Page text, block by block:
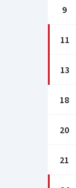
9
11
13
18
20
21